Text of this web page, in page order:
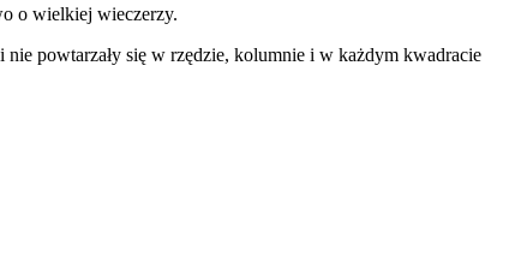
o wielkiej wieczerzy.
powtarzały się w rzędzie, kolumnie i w każdym kwadracie